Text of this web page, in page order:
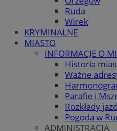
Ruda
Wirek
KRYMINALNE
MIASTO
INFORMACJE O
Historia
Ważne
Parafie i
Rozkłady
Pogoda w
ADMINISTRACJA